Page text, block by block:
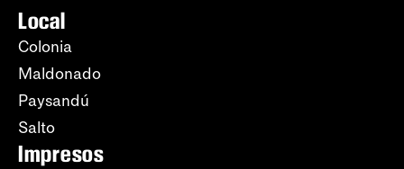
Local
Colonia
Maldonado
Paysandú
Salto
Impresos